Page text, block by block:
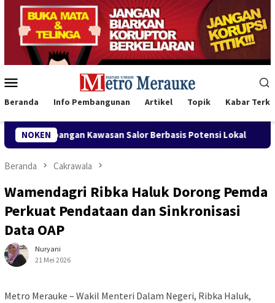
Loncat
konten
Mobile
Beranda Info Pembangunan Artikel Topik Kabar
NOKEN
Berbasis Potensi Lokal Bank Mandiri Region XII
Beranda Cakrawala
Wamendagri Ribka Haluk Dorong Pemda
Perkuat Pendataan dan Sinkronisasi
Data OAP
Nuryani
21 Mei 2026
Metro Merauke – Wakil Menteri Dalam Negeri, Ribka Haluk,